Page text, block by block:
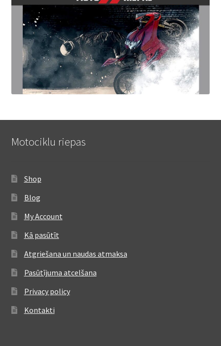
Motociklu riepas
Shop
Blog
My Account
Kā pasūtīt
Atgriešana un naudas atmaksa
Pasūtījuma atcelšana
Privacy policy
Kontakti